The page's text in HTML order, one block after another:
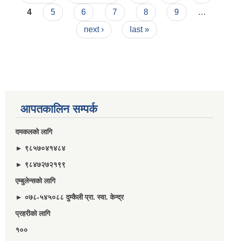
4
5 6 7 8 9
…
next ›
last »
आपतकालिन सम्पर्क
दमकलकाे लागि
► ९८५७०४१४८४
► ९८४७२७२१९९
एम्बुलेन्सकाे लागि
► ०७८-५४५०८८ दुम्कैली प्रा. स्वा. केन्द्र
प्रहरीकाे लागि
१००